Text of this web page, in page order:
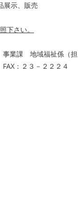
、販売
下さい。
業課 地域福祉係（担
２３－２２２４